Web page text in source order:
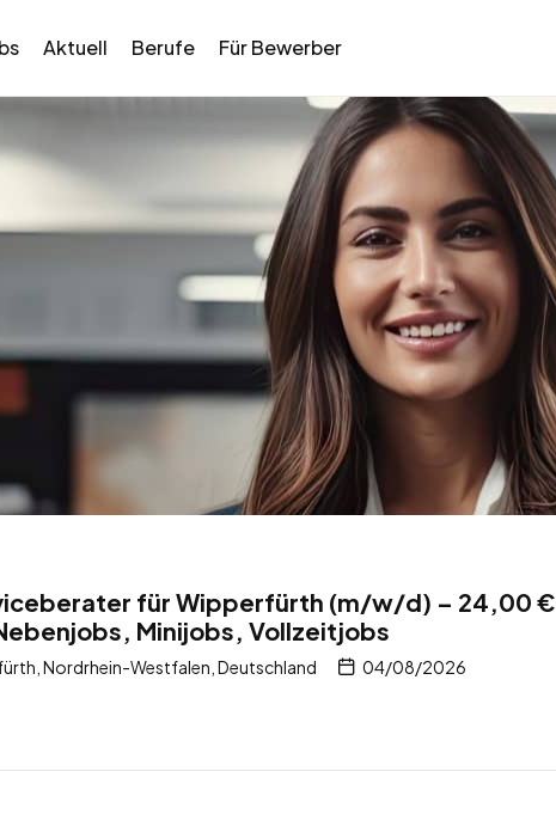
Aktuell Berufe Für Bewerber
für Wipperfürth (m/w/d) – 24,00 €
Minijobs, Vollzeitjobs
Nordrhein-Westfalen, Deutschland 04/08/2026